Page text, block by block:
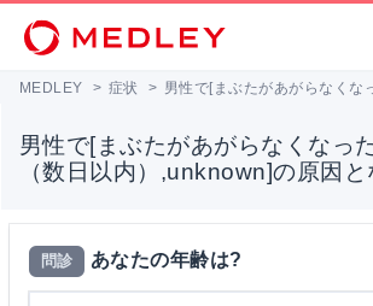
MEDLEY > 症状 > 男性で[まぶたがあがらなく
男性で[まぶたがあがらなくなっ
（数日以内）,unknown]の原因
問診 あなたの年齢は?